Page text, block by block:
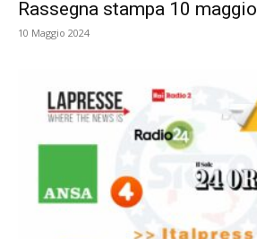
Rassegna stampa 10
10 Maggio 2024